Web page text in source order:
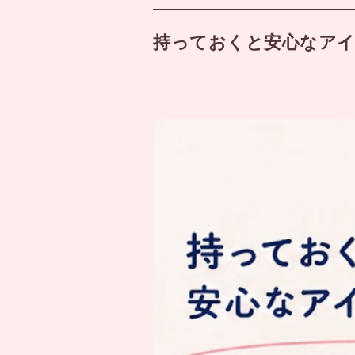
持っておくと安心なア